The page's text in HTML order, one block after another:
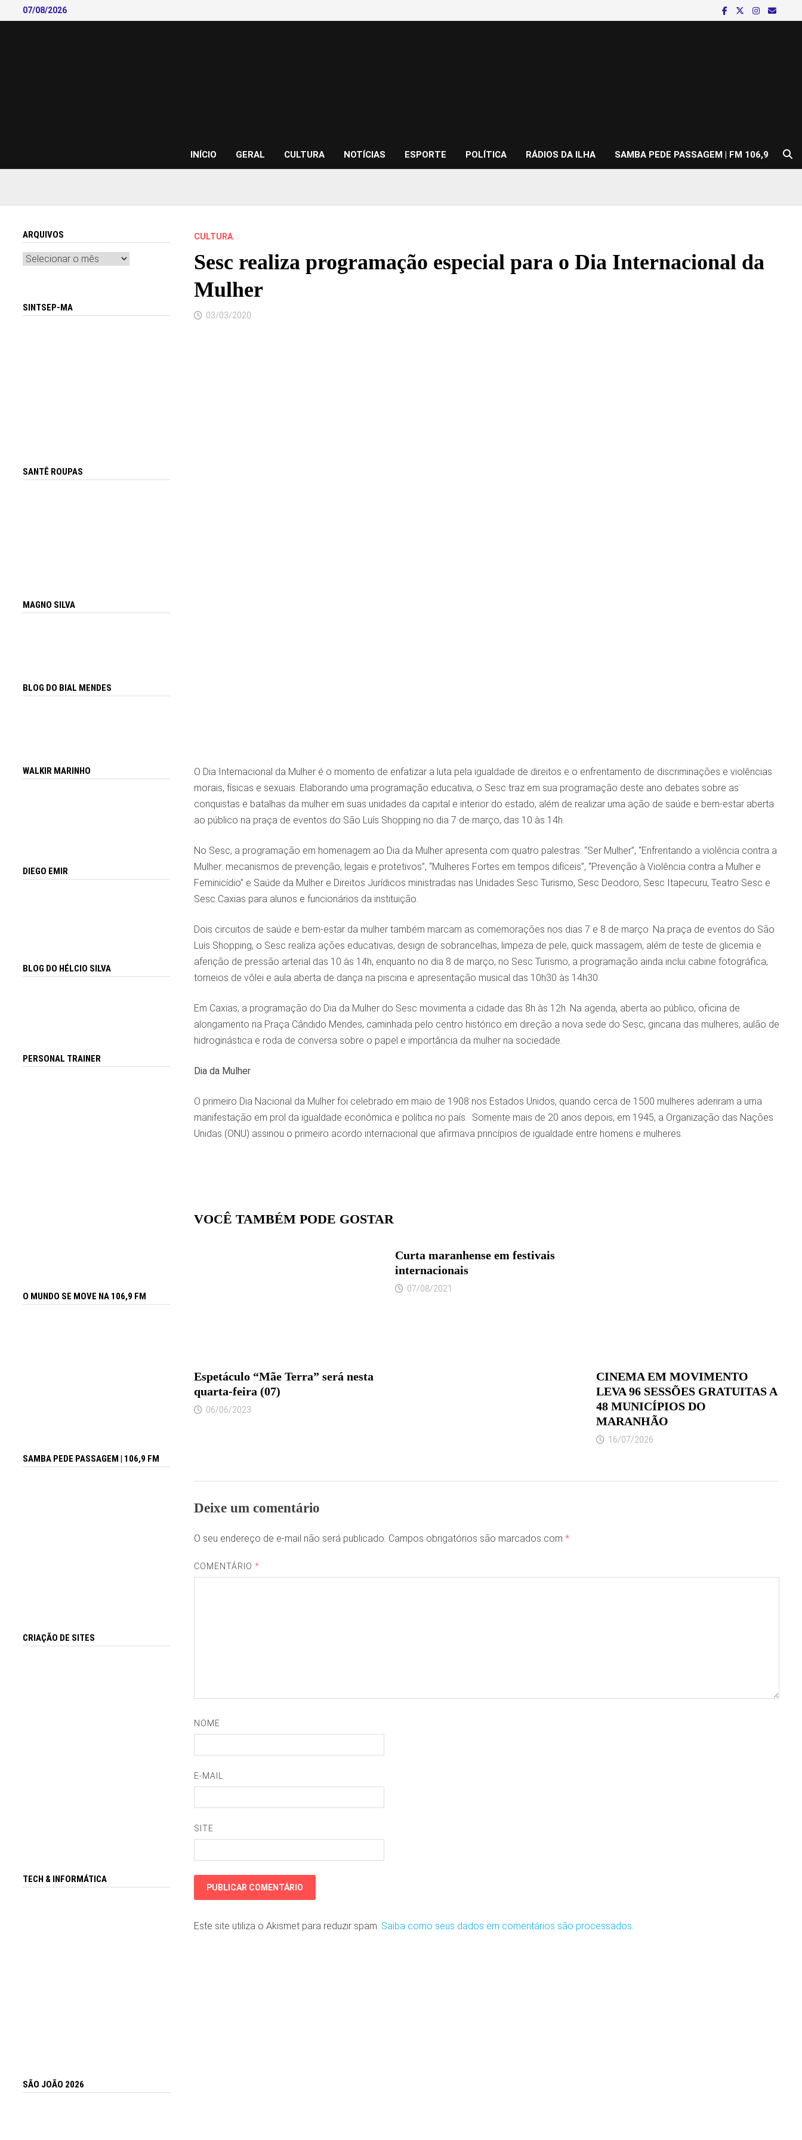
to
07/08/2026
INÍCIO GERAL CULTURA NOTÍCIAS ESPORTE POLÍTICA RÁDIOS DA ILHA SAMBA PEDE PASSAGEM | FM 106,9
CULTURA
Sesc realiza programação especial para o Dia Internacional da
Mulher
03/03/2020
O Dia Internacional da Mulher é o momento de enfatizar a luta pela igualdade de direitos e o enfrentamento de discriminações e violências
morais, físicas e sexuais. Elaborando uma programação educativa, o Sesc traz em sua programação deste ano debates sobre as
conquistas e batalhas da mulher em suas unidades da capital e interior do estado, além de realizar uma ação de saúde e bem-estar aberta
ao público na praça de eventos do São Luís Shopping no dia 7 de março, das 10 às 14h.
No Sesc, a programação em homenagem ao Dia da Mulher apresenta com quatro palestras: “Ser Mulher”, “Enfrentando a violência contra a
Mulher: mecanismos de prevenção, legais e protetivos”, “Mulheres Fortes em tempos difíceis”, “Prevenção à Violência contra a Mulher e
Feminicídio” e Saúde da Mulher e Direitos Jurídicos ministradas nas Unidades Sesc Turismo, Sesc Deodoro, Sesc Itapecuru, Teatro Sesc e
Sesc Caxias para alunos e funcionários da instituição.
Dois circuitos de saúde e bem-estar da mulher também marcam as comemorações nos dias 7 e 8 de março. Na praça de eventos do São
Luís Shopping, o Sesc realiza ações educativas, design de sobrancelhas, limpeza de pele, quick massagem, além de teste de glicemia e
aferição de pressão arterial das 10 às 14h, enquanto no dia 8 de março, no Sesc Turismo, a programação ainda inclui cabine fotográfica,
torneios de vôlei e aula aberta de dança na piscina e apresentação musical das 10h30 às 14h30.
Em Caxias, a programação do Dia da Mulher do Sesc movimenta a cidade das 8h às 12h. Na agenda, aberta ao público, oficina de
alongamento na Praça Cândido Mendes, caminhada pelo centro histórico em direção a nova sede do Sesc, gincana das mulheres, aulão de
hidroginástica e roda de conversa sobre o papel e importância da mulher na sociedade.
Dia da Mulher
O primeiro Dia Nacional da Mulher foi celebrado em maio de 1908 nos Estados Unidos, quando cerca de 1500 mulheres aderiram a uma
manifestação em prol da igualdade econômica e política no país. Somente mais de 20 anos depois, em 1945, a Organização das Nações
Unidas (ONU) assinou o primeiro acordo internacional que afirmava princípios de igualdade entre homens e mulheres.
VOCÊ TAMBÉM PODE GOSTAR
Espetáculo “Mãe Terra” será nesta
quarta-feira (07)
06/06/2023
Curta maranhense em festivais
internacionais
07/08/2021
CINEMA EM MOVIMENTO
LEVA 96 SESSÕES GRATUITAS A
48 MUNICÍPIOS DO
MARANHÃO
16/07/2026
Deixe um comentário
O seu endereço de e-mail não será publicado. Campos obrigatórios são marcados com *
COMENTÁRIO*
NOME
E-MAIL
SITE
Este site utiliza o Akismet para reduzir spam. Saiba como seus dados em comentários são processados.
ARQUIVOS
Arquivos
SINTSEP-MA
SANTÊ ROUPAS
MAGNO SILVA
BLOG DO BIAL MENDES
WALKIR MARINHO
DIEGO EMIR
BLOG DO HÉLCIO SILVA
PERSONAL TRAINER
O MUNDO SE MOVE NA 106,9 FM
SAMBA PEDE PASSAGEM | 106,9 FM
CRIAÇÃO DE SITES
TECH & INFORMÁTICA
SÃO JOÃO 2026